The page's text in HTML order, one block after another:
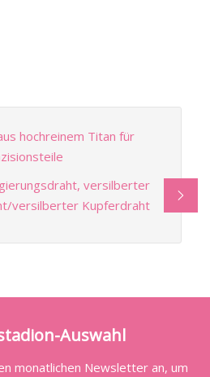
hochreinem Titan für
versilberter
versilberter Kupferdraht
Auswahl
monatlichen Newsletter an, um